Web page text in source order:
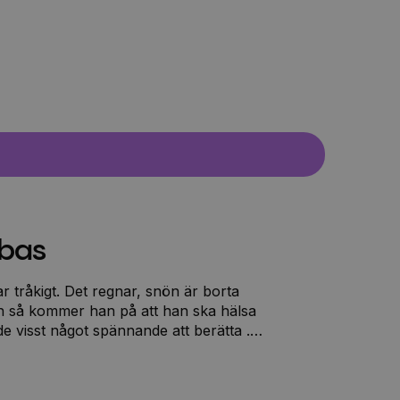
tråkigt. Det regnar, snön är borta
så kommer han på att han ska hälsa
visst något spännande att berätta ...
Kråke lär sig mycket om hur